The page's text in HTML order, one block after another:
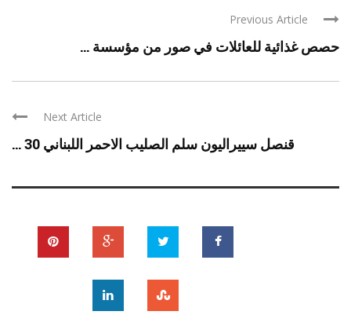
Previous Article
حصص غذائية للعائلات في صور من مؤسسة ...
Next Article
قنصل سييراليون سلم الصليب الاحمر اللبناني 30 ...